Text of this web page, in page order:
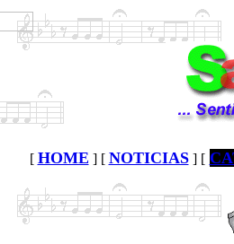
[ HOME ] [ NOTICIAS] [